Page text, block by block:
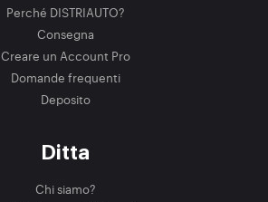
Perché DISTRIAUTO?
Consegna
Creare un Account Pro
Domande frequenti
Deposito
Ditta
Chi siamo?